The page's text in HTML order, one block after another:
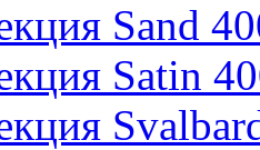
Sand
Satin